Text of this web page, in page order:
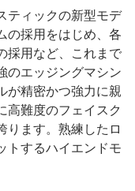
ティックの新型モデ
の採用をはじめ、各
採用など、これまで
のエッジングマシン
が精密かつ強力に親
高難度のフェイスク
ります。熟練したロ
トするハイエンドモ